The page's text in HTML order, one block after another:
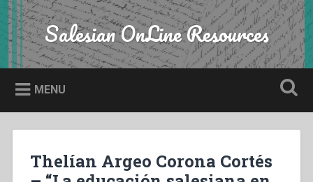
Skip
to
content
Search Salesian OnLine Resources
MENU
Thelían Argeo Corona Cortés